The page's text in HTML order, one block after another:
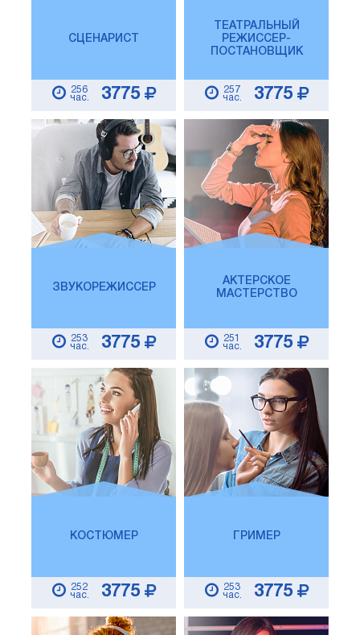
СЦЕНАРИСТ
256
час.
3775
ТЕАТРАЛЬНЫЙ
РЕЖИССЕР-
ПОСТАНОВЩИК
257
час.
3775
ЗВУКОРЕЖИССЕР
253
час.
3775
АКТЕРСКОЕ
МАСТЕРСТВО
251
час.
3775
КОСТЮМЕР
252
час.
3775
ГРИМЕР
253
час.
3775